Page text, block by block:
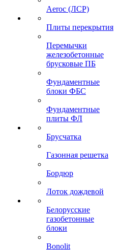
Aeroc (ЛСР)
Плиты перекрытия
Перемычки
железобетонные
брусковые ПБ
Фундаментные
блоки ФБС
Фундаментные
плиты ФЛ
Брусчатка
Газонная решетка
Бордюр
Лоток дождевой
Белорусские
газобетонные
блоки
Bonolit